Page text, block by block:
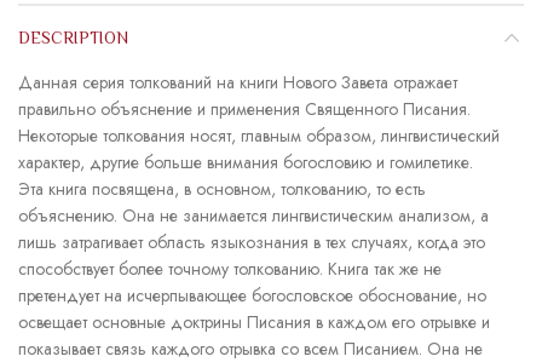
DESCRIPTION
Данная серия толкований на книги Нового Завета отражает
правильно объяснение и применения Священного Писания.
Некоторые толкования носят, главным образом, лингвистический
характер, другие больше внимания богословию и гомилетике.
Эта книга посвящена, в основном, толкованию, то есть
объяснению. Она не занимается лингвистическим анализом, а
лишь затрагивает область языкознания в тех случаях, когда это
способствует более точному толкованию. Книга так же не
претендует на исчерпывающее богословское обоснование, но
освещает основные доктрины Писания в каждом его отрывке и
показывает связь каждого отрывка со всем Писанием. Она не